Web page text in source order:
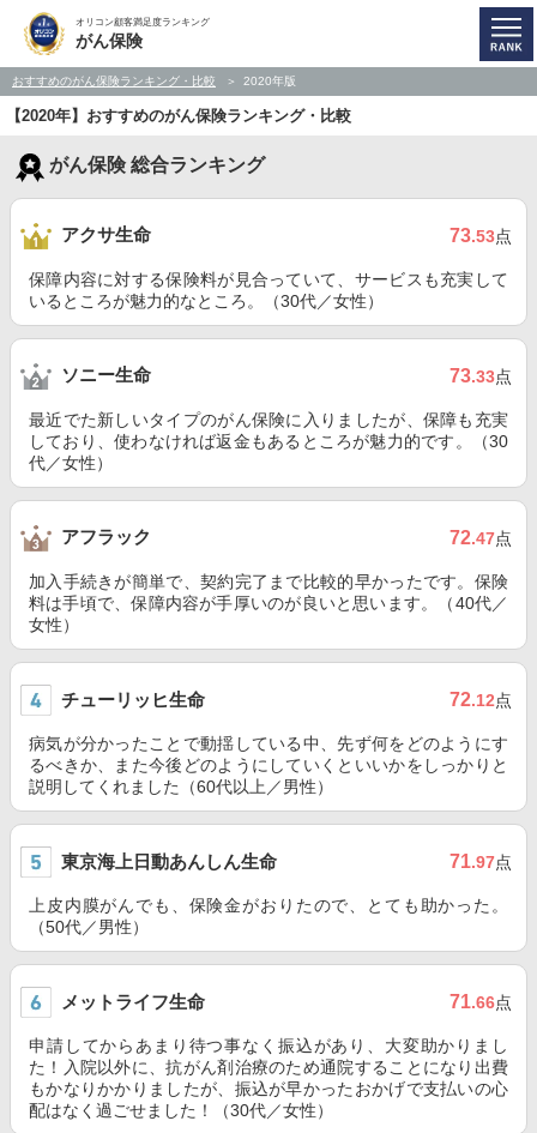
オリコン顧客満足度ランキング
がん保険
おすすめのがん保険ランキング・比較 2020年版
【2020年】おすすめのがん保険ランキング・比較
がん保険 総合ランキング
アクサ生命 73.53点
保障内容に対する保険料が見合っていて、サービスも充実して
いるところが魅力的なところ。（30代／女性）
ソニー生命 73.33点
最近でた新しいタイプのがん保険に入りましたが、保障も充実
しており、使わなければ返金もあるところが魅力的です。（30
代／女性）
アフラック 72.47点
加入手続きが簡単で、契約完了まで比較的早かったです。保険
料は手頃で、保障内容が手厚いのが良いと思います。（40代／
女性）
チューリッヒ生命 72.12点
病気が分かったことで動揺している中、先ず何をどのようにす
るべきか、また今後どのようにしていくといいかをしっかりと
説明してくれました（60代以上／男性）
東京海上日動あんしん生命 71.97点
上皮内膜がんでも、保険金がおりたので、とても助かった。
（50代／男性）
メットライフ生命 71.66点
申請してからあまり待つ事なく振込があり、大変助かりまし
た！入院以外に、抗がん剤治療のため通院することになり出費
もかなりかかりましたが、振込が早かったおかげで支払いの心
配はなく過ごせました！（30代／女性）